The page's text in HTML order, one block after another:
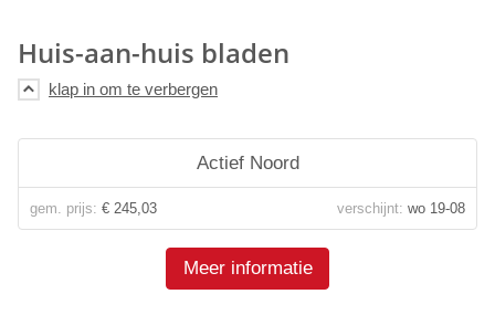
Huis-aan-huis bladen
Actief Noord
gem. prijs: € 245,03 verschijnt: wo 19-08
Meer informatie